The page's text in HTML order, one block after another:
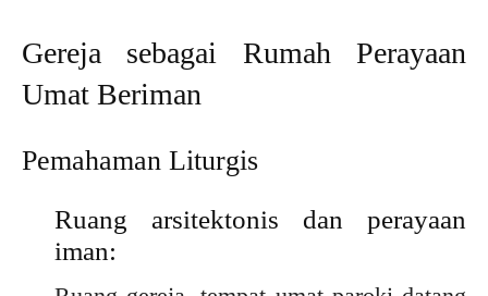
Gereja sebagai Rumah Perayaan
Umat Beriman
Pemahaman Liturgis
Ruang arsitektonis dan perayaan
iman: